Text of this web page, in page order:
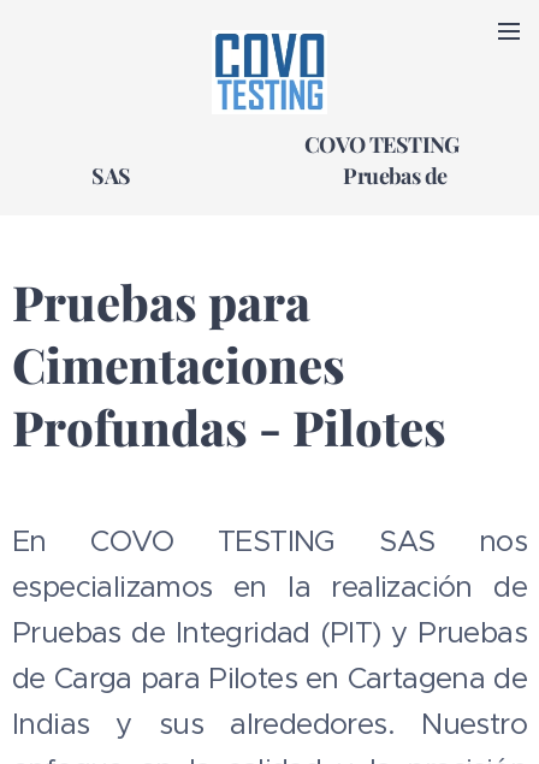
COVO TESTING
SAS Pruebas de
Pruebas para
Cimentaciones
Profundas - Pilotes
En COVO TESTING SAS nos
especializamos en la realización de
Pruebas de Integridad (PIT) y Pruebas
de Carga para Pilotes en Cartagena de
Indias y sus alrededores. Nuestro